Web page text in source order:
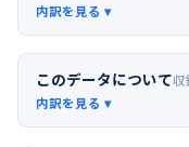
このデータについて収